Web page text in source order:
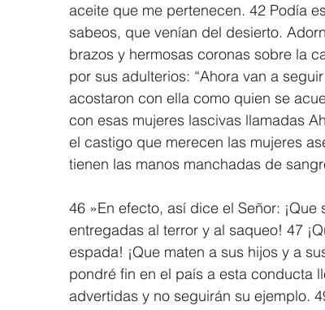
aceite que me pertenecen. 42 Podía
sabeos, que venían del desierto.
brazos y hermosas coronas sobre la
por sus adulterios: “Ahora van a
acostaron con ella como quien se
con esas mujeres lascivas llamadas
el castigo que merecen las mujeres
tienen las manos manchadas de
46 »En efecto, así dice el Señor:
entregadas al terror y al saqueo! 47
espada! ¡Que maten a sus hijos y a
pondré fin en el país a esta conducta
advertidas y no seguirán su ejemplo.